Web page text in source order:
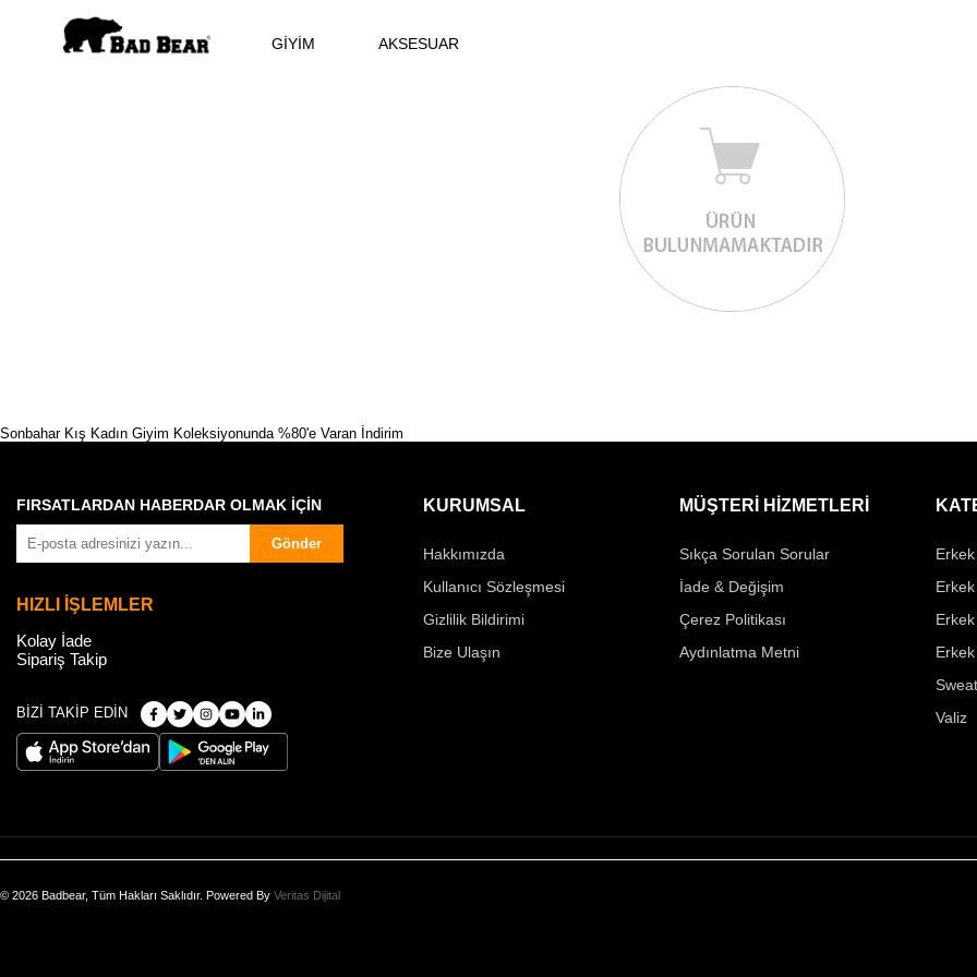
GİYİM AKSESUAR
Sonbahar Kış Kadın Giyim Koleksiyonunda %80'e Varan İndirim
FIRSATLARDAN HABERDAR OLMAK İÇİN
Gönder
HIZLI İŞLEMLER
Kolay İade
Sipariş Takip
BİZİ TAKİP EDİN
KURUMSAL
Hakkımızda
Kullanıcı Sözleşmesi
Gizlilik Bildirimi
Bize Ulaşın
MÜŞTERİ HİZMETLERİ
Sıkça Sorulan Sorular
İade & Değişim
Çerez Politikası
Aydınlatma Metni
Valiz
© 2026 Badbear, Tüm Hakları Saklıdır. Powered By Veritas Dijital